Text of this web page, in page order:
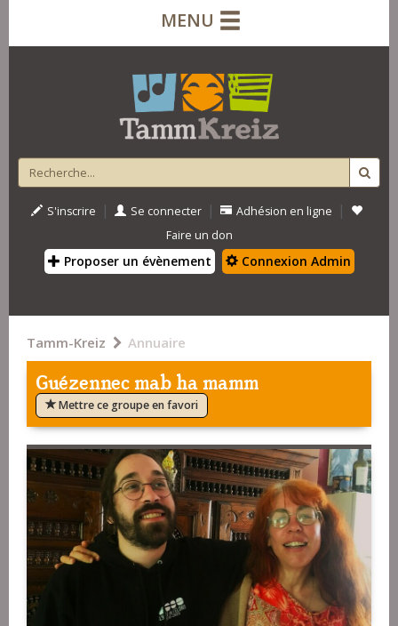
MENU
S'inscrire | Se connecter | Adhésion en ligne |
Faire un don
Proposer un évènement Connexion Admin
Tamm-Kreiz Annuaire
Guézennec mab ha mamm
Mettre ce groupe en favori